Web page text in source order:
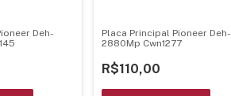
Deh-
Placa Principal Pioneer Deh-
2880Mp Cwn1277
R$110,00